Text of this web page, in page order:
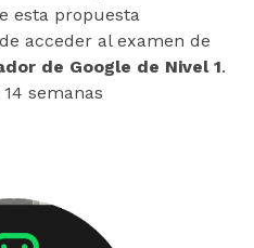
esta propuesta
acceder al examen de
de Google de Nivel 1.
semanas